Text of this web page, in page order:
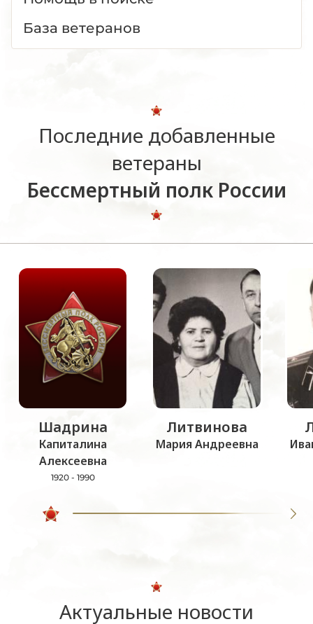
База ветеранов
Последние добавленные
ветераны
Бессмертный полк России
Шадрина
Капиталина
Алексеевна
1920 - 1990
Литвинова
Мария Андреевна
Актуальные новости